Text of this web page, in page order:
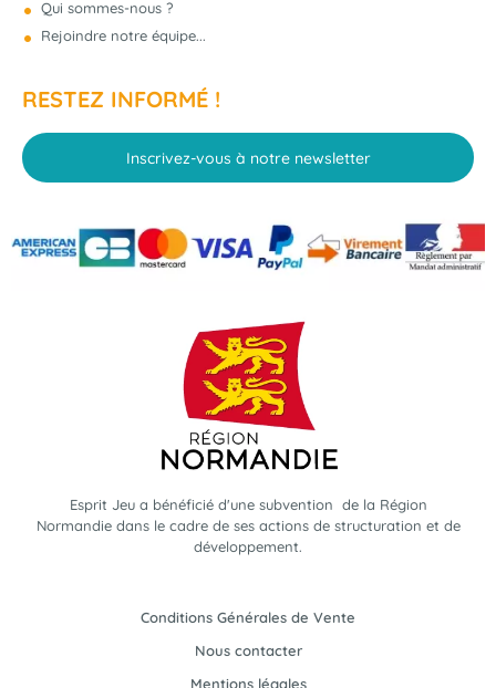
Qui sommes-nous ?
Rejoindre notre équipe...
RESTEZ INFORMÉ !
Inscrivez-vous à notre newsletter
Esprit Jeu a bénéficié d'une subvention de la Région
Normandie dans le cadre de ses actions de structuration et de
développement.
Conditions Générales de Vente
Nous contacter
Mentions légales